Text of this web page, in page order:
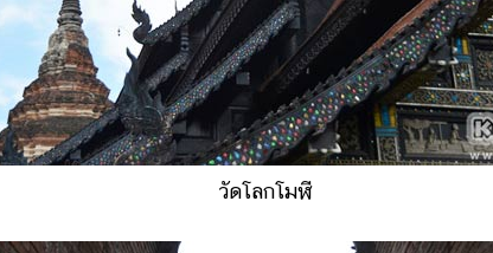
วัดโลกโมฬี